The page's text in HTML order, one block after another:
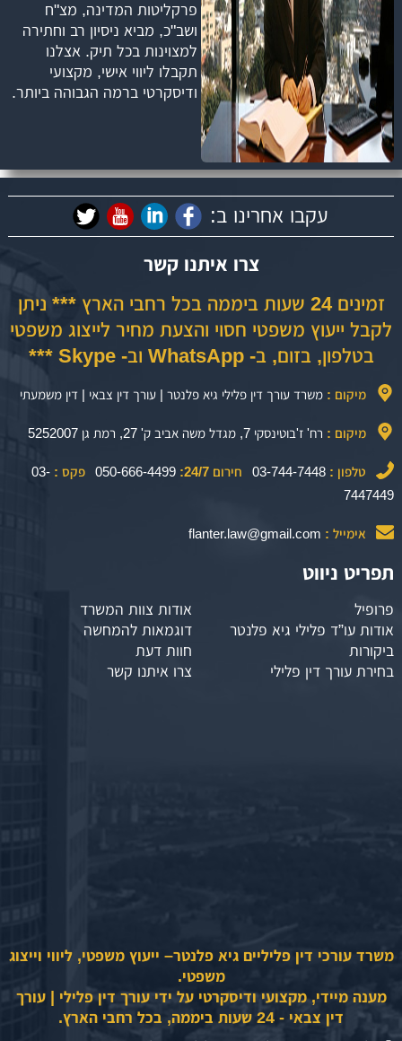
פרקליטות המדינה, מצ"ח
ושב"כ, מביא ניסיון רב וחתירה
למצוינות בכל תיק. אצלנו
תקבלו ליווי אישי, מקצועי
ודיסקרטי ברמה הגבוהה ביותר.
עקבו אחרינו ב:
צרו איתנו קשר
זמינים 24 שעות ביממה בכל רחבי הארץ *** ניתן
לקבל ייעוץ משפטי חסוי והצעת מחיר לייצוג משפטי
בטלפון, בזום, ב- WhatsApp וב- Skype ***
מיקום : משרד עורך דין פלילי גיא פלנטר | עורך דין צבאי | דין משמעתי
מיקום : רח' ז'בוטינסקי 7, מגדל משה אביב ק' 27, רמת גן 5252007
טלפון : 03-744-7448 חירום 24/7: 050-666-4499 פקס : 03-
7447449
אימייל : flanter.law@gmail.com
תפריט ניווט
פרופיל
אודות צוות המשרד
אודות עו”ד פלילי גיא פלנטר
דוגמאות להמחשה
ביקורות
חוות דעת
בחירת עורך דין פלילי
צרו איתנו קשר
משרד עורכי דין פליליים גיא פלנטר– ייעוץ משפטי, ליווי וייצוג
משפטי.
מענה מיידי, מקצועי ודיסקרטי על ידי עורך דין פלילי | עורך
דין צבאי - 24 שעות ביממה, בכל רחבי הארץ.